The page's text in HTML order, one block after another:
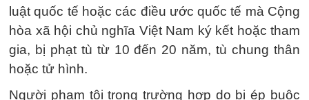
luật quốc tế hoặc các điều ước quốc tế mà Cộng
hòa xã hội chủ nghĩa Việt Nam ký kết hoặc tham
gia, bị phạt tù từ 10 đến 20 năm, tù chung thân
hoặc tử hình.
Người phạm tội trong trường hợp do bị ép buộc